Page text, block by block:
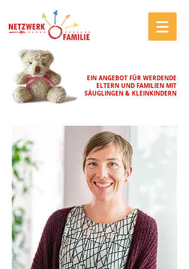
EIN ANGEBOT FÜR WERDENDE
ELTERN UND FAMILIEN MIT
SÄUGLINGEN & KLEINKINDERN